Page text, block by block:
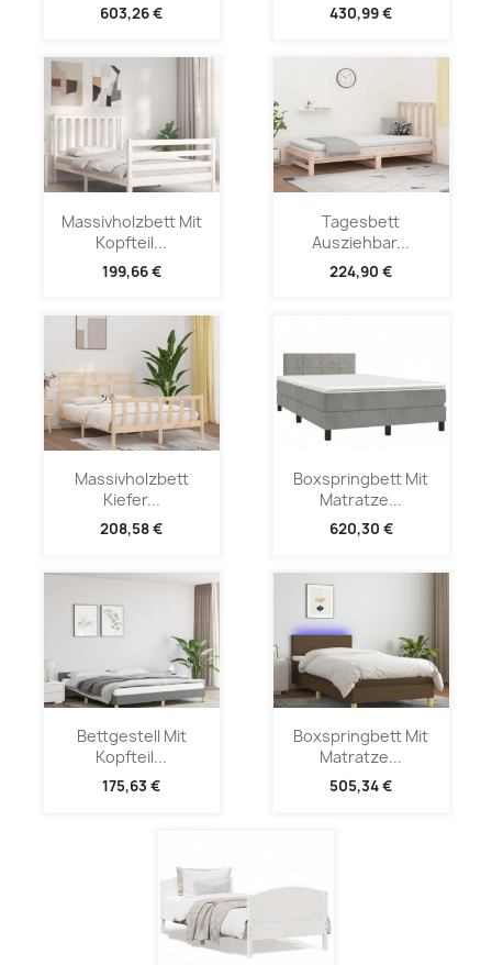
603,26 € 430,99 €
Massivholzbett Mit
Kopfteil...
199,66 €
Tagesbett
Ausziehbar...
224,90 €
Massivholzbett
Kiefer...
208,58 €
Boxspringbett Mit
Matratze...
620,30 €
Bettgestell Mit
Kopfteil...
175,63 €
Boxspringbett Mit
Matratze...
505,34 €